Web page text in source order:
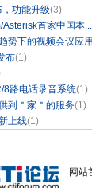
功能升级(3)
首家中国本...
势下的视频会议应用
布(1)
8路电话录音系统(1)
到＂家＂的服务(1)
上线(1)
网站